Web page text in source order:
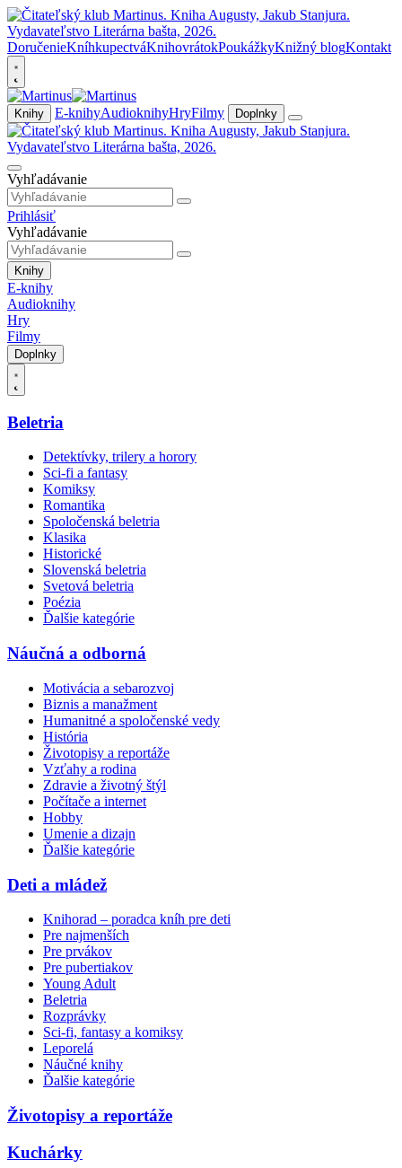
DoručenieKníhkupectváKnihovrátokPoukážkyKnižný blogKontakt
Knihy E-knihyAudioknihyHryFilmy Doplnky
Vyhľadávanie
Prihlásiť
Vyhľadávanie
Knihy
E-knihy
Audioknihy
Hry
Filmy
Doplnky
Beletria
Detektívky, trilery a horory
Sci-fi a fantasy
Komiksy
Romantika
Spoločenská beletria
Klasika
Historické
Slovenská beletria
Svetová beletria
Poézia
Ďalšie kategórie
Náučná a odborná
Motivácia a sebarozvoj
Biznis a manažment
Humanitné a spoločenské vedy
História
Životopisy a reportáže
Vzťahy a rodina
Zdravie a životný štýl
Počítače a internet
Hobby
Umenie a dizajn
Ďalšie kategórie
Deti a mládež
Knihorad – poradca kníh pre deti
Pre najmenších
Pre prvákov
Pre pubertiakov
Young Adult
Beletria
Rozprávky
Sci-fi, fantasy a komiksy
Leporelá
Náučné knihy
Ďalšie kategórie
Životopisy a reportáže
Kuchárky